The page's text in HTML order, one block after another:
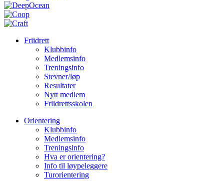
Friidrett
Klubbinfo
Medlemsinfo
Treningsinfo
Stevner/løp
Resultater
Nytt medlem
Friidrettsskolen
Orientering
Klubbinfo
Medlemsinfo
Treningsinfo
Hva er orientering?
Info til løypeleggere
Turorientering